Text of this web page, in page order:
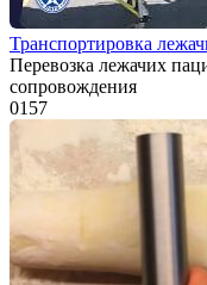
Транспортировка
Перевозка лежачих
сопровождения
0157